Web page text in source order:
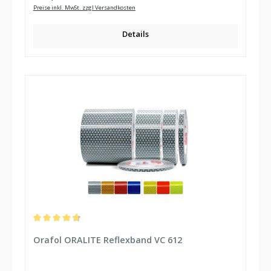
Preise inkl. MwSt. zzgl Versandkosten
Details
Orafol ORALITE Reflexband VC 612